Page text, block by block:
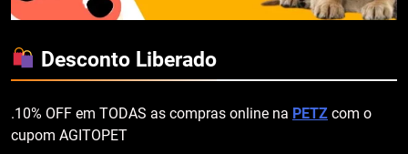
Desconto Liberado
.10% OFF em TODAS as compras online na PETZ com o
cupom AGITOPET